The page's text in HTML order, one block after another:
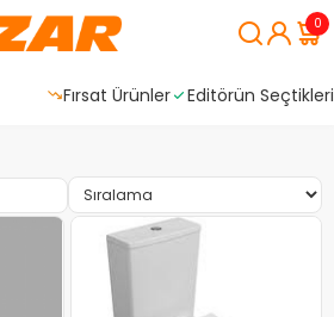
0
Fırsat Ürünler Editörün Seçtikleri